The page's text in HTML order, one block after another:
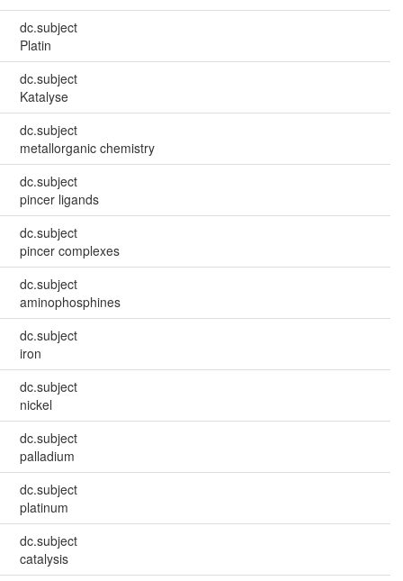
dc.subject
Platin
dc.subject
Katalyse
dc.subject
metallorganic chemistry
dc.subject
pincer ligands
dc.subject
pincer complexes
dc.subject
aminophosphines
dc.subject
iron
dc.subject
nickel
dc.subject
palladium
dc.subject
platinum
dc.subject
catalysis